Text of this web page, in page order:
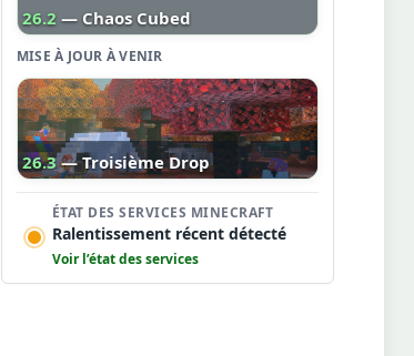
26.2 — Chaos Cubed
MISE À JOUR À VENIR
26.3 — Troisième Drop
ÉTAT DES SERVICES MINECRAFT
Ralentissement récent détecté
Voir l’état des services